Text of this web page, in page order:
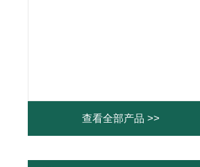
查看全部产品 >>